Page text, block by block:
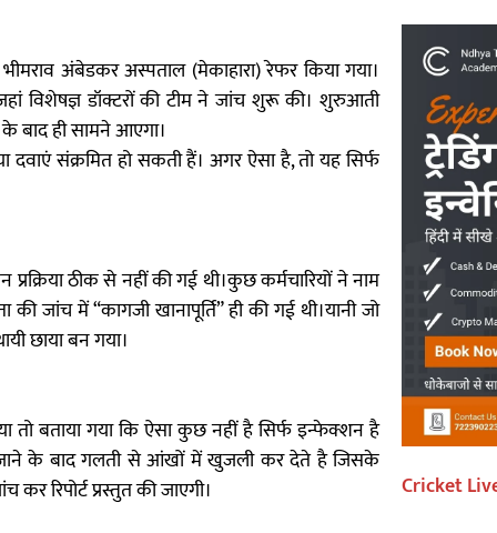
अंबेडकर अस्पताल (मेकाहारा) रेफर किया गया।
विशेषज्ञ डॉक्टरों की टीम ने जांच शुरू की। शुरुआती
बाद ही सामने आएगा।
संक्रमित हो सकती हैं। अगर ऐसा है, तो यह सिर्फ
ठीक से नहीं की गई थी।कुछ कर्मचारियों ने नाम
जांच में “कागजी खानापूर्ति” ही की गई थी।यानी जो
छाया बन गया।
तो बताया गया कि ऐसा कुछ नहीं है सिर्फ इन्फेक्शन है
जाने के बाद गलती से आंखों में खुजली कर देते है जिसके
रिपोर्ट प्रस्तुत की जाएगी।
Cricket